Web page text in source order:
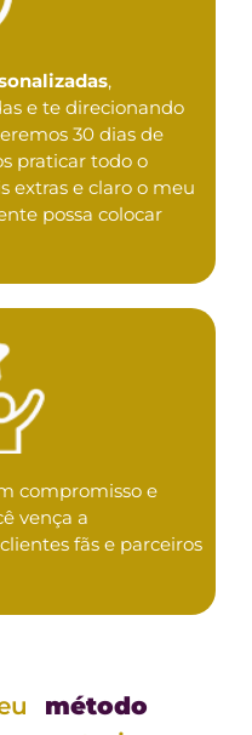
,
e te direcionando
30 dias de
praticar todo o
extras e claro o meu
possa colocar
compromisso e
vença a
fãs e parceiros
método